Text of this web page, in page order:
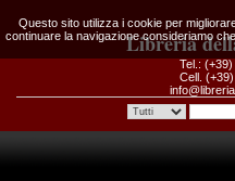
Libreria
Tel.:
Cell.
Questo sito utilizza i cookie per
continuare la navigazione consideriamo